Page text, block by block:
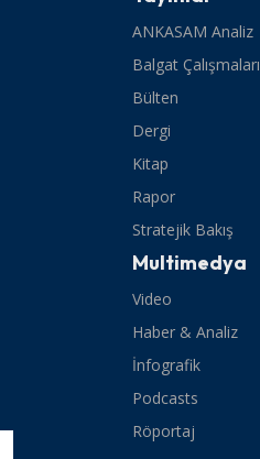
ANKASAM Analiz
Balgat Çalışmaları
Bülten
Dergi
Kitap
Rapor
Stratejik Bakış
Multimedya
Video
Haber & Analiz
İnfografik
Podcasts
Röportaj